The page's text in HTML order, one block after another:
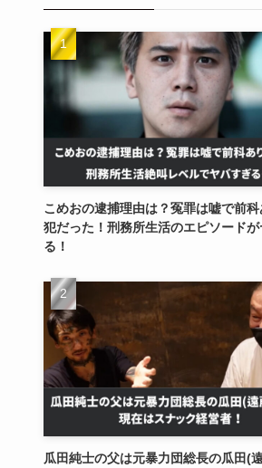
こめおの逮捕理由は？冤罪は嘘で前
犯だった！刑務所生活のエピソード
る！
瓜田純士の父は元暴力団総長の瓜田(